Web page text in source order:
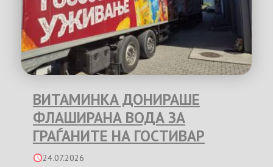
ВИТАМИНКА ДОНИРАШЕ
ФЛАШИРАНА ВОДА ЗА
ГРАЃАНИТЕ НА ГОСТИВАР
24.07.2026